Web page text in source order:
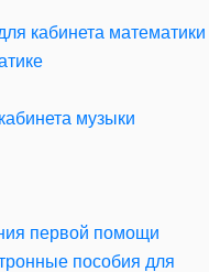
кабинета математики
музыки
первой помощи
пособия для